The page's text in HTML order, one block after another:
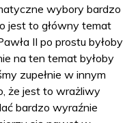
wybory bardzo
jest to główny temat
II po prostu byłoby
na ten temat byłoby
zupełnie w innym
że jest to wrażliwy
bardzo wyraźnie